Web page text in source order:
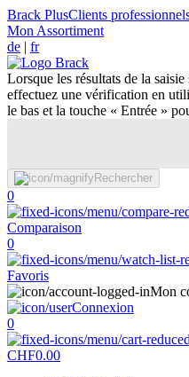
Brack PlusClients
Mon Assortiment
de | fr
Lorsque les résultats de la
effectuez une vérification en
le bas et la touche « Entrée »
Rechercher
0
Comparaison
0
Favoris
Mon
Connexion
0
CHF0.00